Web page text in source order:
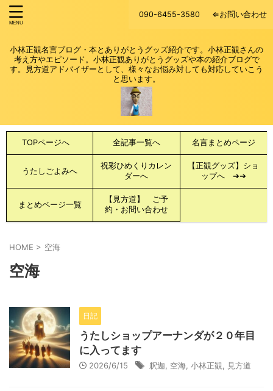
090-6455-3580 ⇐お問い合わせ
小林正観名言ブログ・本とありがとうグッズ紹介です。小林正観さんの
考え方やエピソード。小林正観ありがとうグッズや本の紹介ブログで
す。見方道アドバイザーとして、様々なお悩み対しても対応していこう
と思います。
TOPページへ 全記事一覧へ 名言まとめページ
うたしごよみへ
祝彩ひめくりカレン
ダーへ
【正観グッズ】ショ
ップへ ➔➔
まとめページ一覧
【見方道】 ご予
約・お問い合わせ
HOME > 空海
空海
日記
うたしショップアーナンダが２０年目
に入ってます
2026/6/15 釈迦 空海 小林正観 見方道